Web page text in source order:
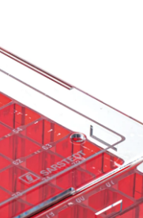
Cryobox, mit
numerischer
Codierung pro
Lagerplatz, zur
Material: PC, rot,
Stülpdeckel mit
Belüftungsfunktion,